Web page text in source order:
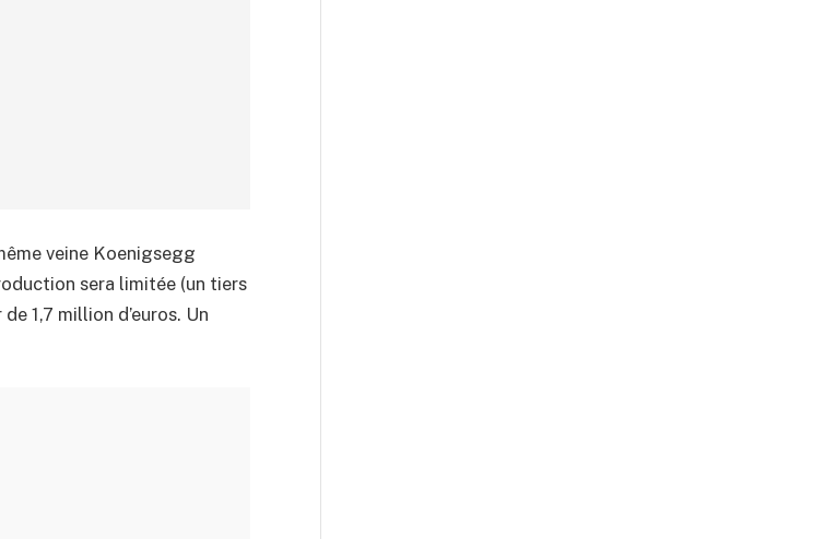
veine Koenigsegg
sera limitée (un tiers
1,7 million d’euros. Un